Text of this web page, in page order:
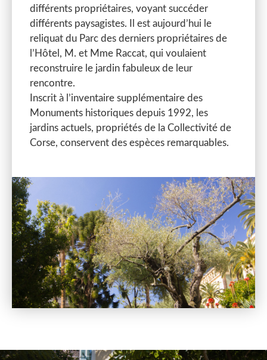
différents propriétaires, voyant succéder
différents paysagistes. Il est aujourd’hui le
reliquat du Parc des derniers propriétaires de
l’Hôtel, M. et Mme Raccat, qui voulaient
reconstruire le jardin fabuleux de leur
rencontre.
Inscrit à l’inventaire supplémentaire des
Monuments historiques depuis 1992, les
jardins actuels, propriétés de la Collectivité de
Corse, conservent des espèces remarquables.